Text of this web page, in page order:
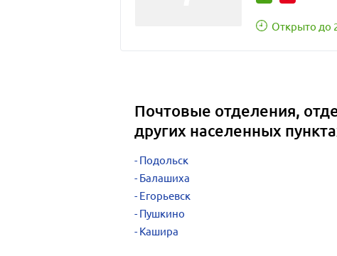
Открыто до
Почтовые отделения,
других населенных
Подольск
Балашиха
Егорьевск
Пушкино
Кашира